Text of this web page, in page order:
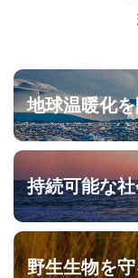
地球温暖化
持続可能な
野生生物を